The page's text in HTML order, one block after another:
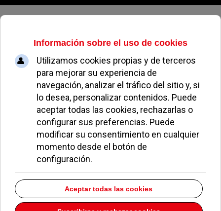
Sábado, 08 de agosto de 2026
El Partido Popular de Pozuelo
prepara un paquete de medidas
para rebajar la presión fiscal a los
vecinos
REDACCIÓN POLÍTICA 19 NOVIEMBRE 2015